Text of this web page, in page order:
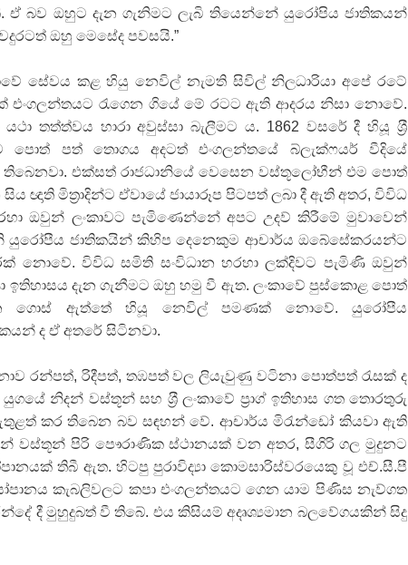
පද පෙළ
පෙළ
ඒ බව ඔහුට දැන ගැනිමට ලැබි තියෙන්නේ යුරෝපිය ජාතිකයන්
ඔහු මෙසේද පවසයි.”
සේවය කළ හියු නෙවිල් නැමති සිවිල් නිලධාරියා අපේ රටේ
එංගලන්තයට රැගෙන ගියේ මේ රටට ඇති ආදරය නිසා නොවේ.
තත්ත්වය හාරා අවුස්සා බැලීමට ය. 1862 වසරේ දී හියූ ශ‍්‍රී
පොත් පත් තොගය අදටත් එංගලන්තයේ බ්ලැක්ෆයර් වීදියේ
තිබෙනවා. එක්සත් රාජධානියේ වෙසෙන වස්තූලෝභීන් එම පොත්
ඥාති මිත‍්‍රාදින්ට ඒවායේ ජායාරූප පිටපත් ලබා දී ඇති අතර, විවිධ
ඔවුන් ලංකාවට පැමිණෙන්නේ අපට උදව් කිරීමේ මුවාවෙන්
යුරෝපීය ජාතිකයින් කිහිප දෙනෙකුම ආචාර්ය ඔබේසේකරයන්ට
නොවේ. විවිධ සමිති සංවිධාන හරහා ලක්දිවට පැමිණි ඔවුන්
ඉතිහාසය දැන ගැනීමට ඔහු හමු වී ඇත. ලංකාවේ පුස්කොළ පොත්
ගොස් ඇත්තේ හියූ නෙවිල් පමණක් නොවේ. යුරෝපීය
ද ඒ අතරේ සිටිනවා.
රන්පත්, රිදීපත්, තඹපත් වල ලියැවුණු වටිනා පොත්පත් රැසක් ද
නිදන් වස්තූන් සහ ශ‍්‍රී ලංකාවේ ප‍්‍රාග් ඉතිහාස ගත තොරතුරු
ඇතුළත් කර තිබෙන බව සඳහන් වේ. ආචාර්ය මිරැන්ඩෝ කියවා ඇති
වස්තූන් පිරි පෞරාණික ස්ථානයක් වන අතර, සීගිරි ගල මුදුනට
තිබී ඇත. හිටපු පුරාවිද්‍යා කොමසාරිස්වරයෙකු වූ එච්.සී.පී
කැබලිවලට කපා එංගලන්තයට ගෙන යාම පිණිස නැව්ගත
දී මුහුදුබත් වී තිබේ. එය කිසියම් අදෘශ්‍යමාන බලවේගයකින් සිදු